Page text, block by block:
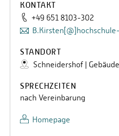
KONTAKT
+49 651 8103-302
STANDORT
Schneidershof |
SPRECHZEITEN
nach Vereinbarung
Homepage